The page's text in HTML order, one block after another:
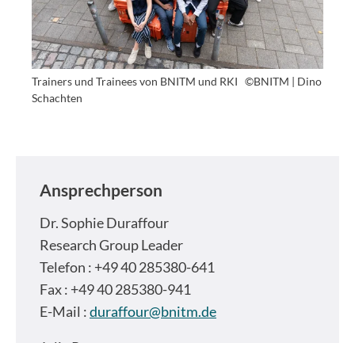
Trainers und Trainees von BNITM und RKI ©BNITM | Dino
Schachten
Ansprechperson
Dr.Sophie Duraffour
Research Group Leader
Telefon : +49 40 285380-641
Fax : +49 40 285380-941
E-Mail :duraffour@bnitm.de